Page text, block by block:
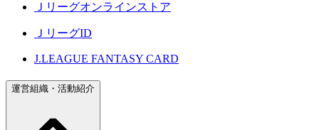
Ｊリーグオンラインストア
ＪリーグID
J.LEAGUE FANTASY CARD
運営組織・活動紹介